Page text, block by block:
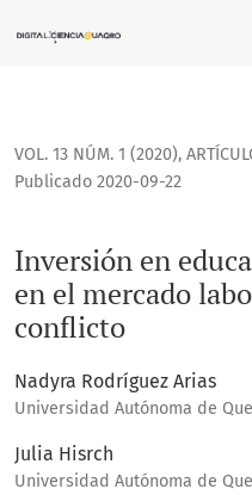
Inversión en educación y
VOL. 13 NÚM. 1 (2020),
Inversión en
en el mercado
conflicto
Publicado 2020-09-22
Nadyra Rodríguez Arias
Universidad Autónoma de
Julia Hisrch
Universidad Autónoma de